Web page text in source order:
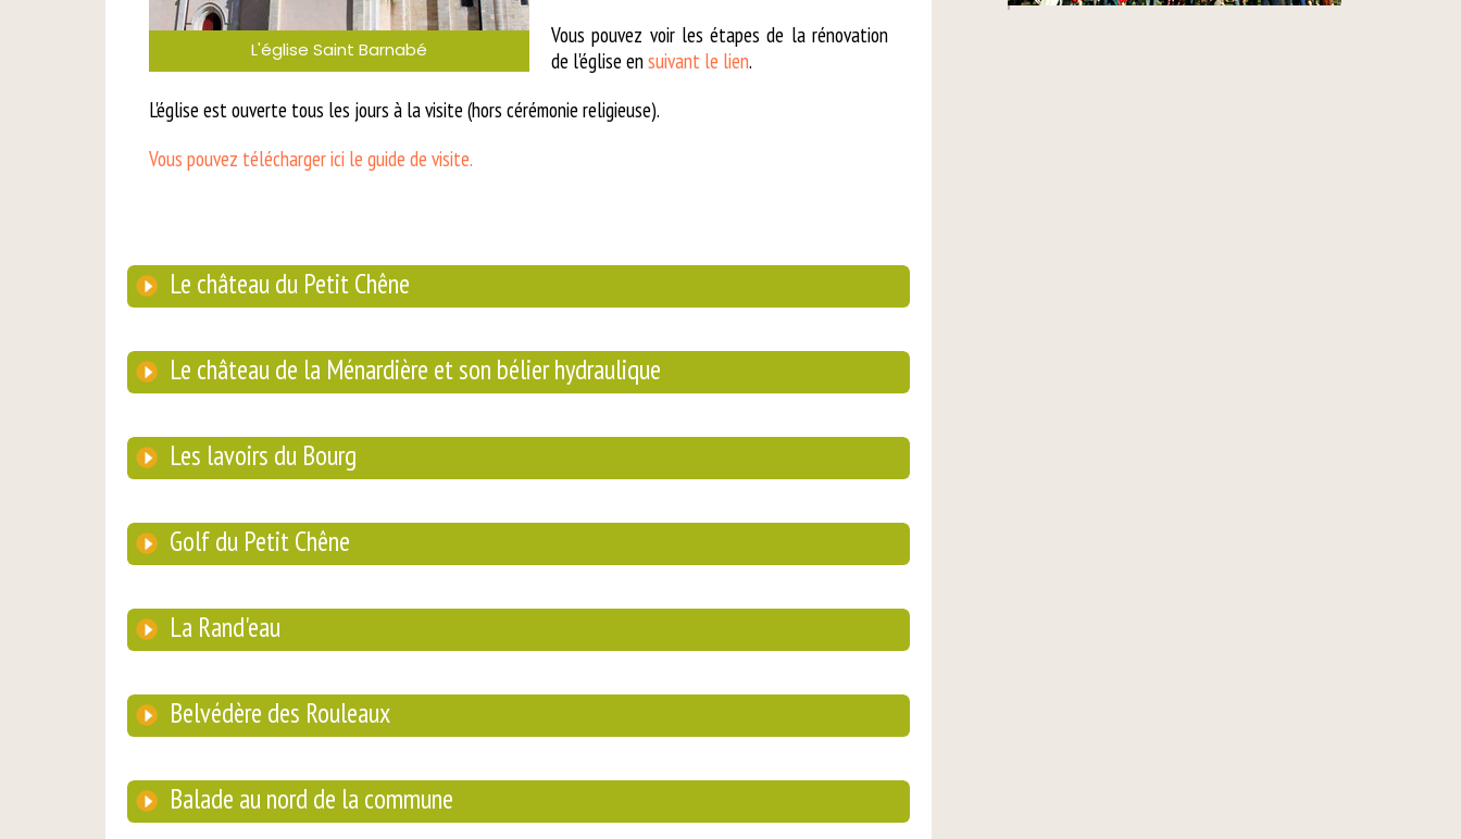
L'église Saint Barnabé
Vous pouvez voir les étapes de la rénovation
de l'église ensuivant le lien.
L'église est ouverte tous les jours à la visite (hors cérémonie religieuse).
Vous pouvez télécharger ici le guide de visite.
Le château du Petit Chêne
Le château de la Ménardière et son bélier hydraulique
Les lavoirs du Bourg
Golf du Petit Chêne
La Rand'eau
Belvédère des Rouleaux
Balade au nord de la commune